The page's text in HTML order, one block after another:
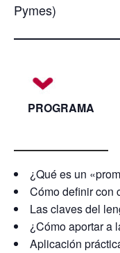
Pymes)
PROGRAMA
¿Qué es un
Cómo definir con
Las claves del
¿Cómo aportar a
Aplicación